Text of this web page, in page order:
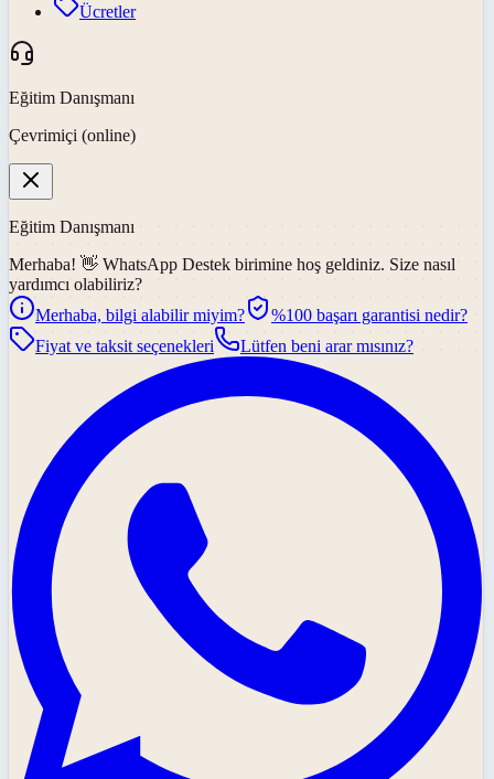
Ücretler
Eğitim Danışmanı
Çevrimiçi (online)
Eğitim Danışmanı
Merhaba! 👋 WhatsApp Destek birimine hoş geldiniz. Size nasıl
yardımcı olabiliriz?
Merhaba, bilgi alabilir miyim?
%100 başarı garantisi nedir?
Fiyat ve taksit seçenekleri
Lütfen beni arar mısınız?